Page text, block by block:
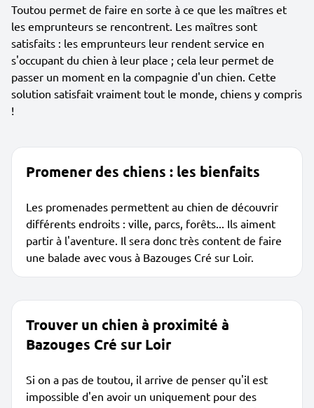
Toutou permet de faire en sorte à ce que les maîtres et
les emprunteurs se rencontrent. Les maîtres sont
satisfaits : les emprunteurs leur rendent service en
s'occupant du chien à leur place ; cela leur permet de
passer un moment en la compagnie d'un chien. Cette
solution satisfait vraiment tout le monde, chiens y compris
!
Promener des chiens : les bienfaits
Les promenades permettent au chien de découvrir
différents endroits : ville, parcs, forêts... Ils aiment
partir à l'aventure. Il sera donc très content de faire
une balade avec vous à Bazouges Cré sur Loir.
Trouver un chien à proximité à
Bazouges Cré sur Loir
Si on a pas de toutou, il arrive de penser qu'il est
impossible d'en avoir un uniquement pour des